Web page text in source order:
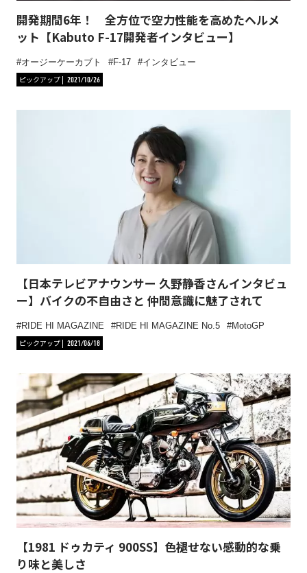
開発期間6年！ 全方位で空力性能を高めたヘルメ
ット【Kabuto F-17開発者インタビュー】
オージーケーカブト F-17
インタビュー
ピックアップ
2021/10/26
【日本テレビアナウンサー 久野静香さんインタビュ
ー】バイクの不自由さと 仲間意識に魅了されて
RIDE HI MAGAZINE RIDE HI MAGAZINE No.5
MotoGP
ピックアップ
2021/06/18
【1981 ドゥカティ 900SS】色褪せない感動的な乗
り味と美しさ